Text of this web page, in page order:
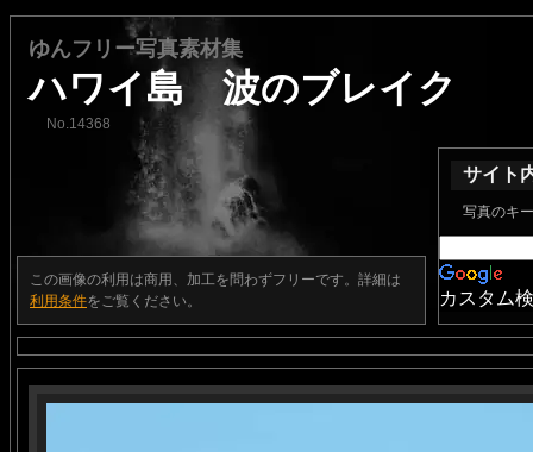
ゆんフリー写真素材集
ハワイ島 波のブレイク
No.14368
この画像の利用は商用、加工を問わずフリーです。詳細は
利用条件をご覧ください。
サイト
写真のキ
カスタム